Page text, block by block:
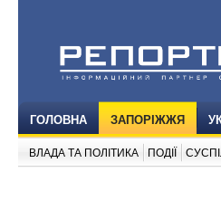
ГОЛОВНА ЗАПОРІЖЖЯ
ВЛАДА ТА ПОЛІТИКА ПОДІЇ